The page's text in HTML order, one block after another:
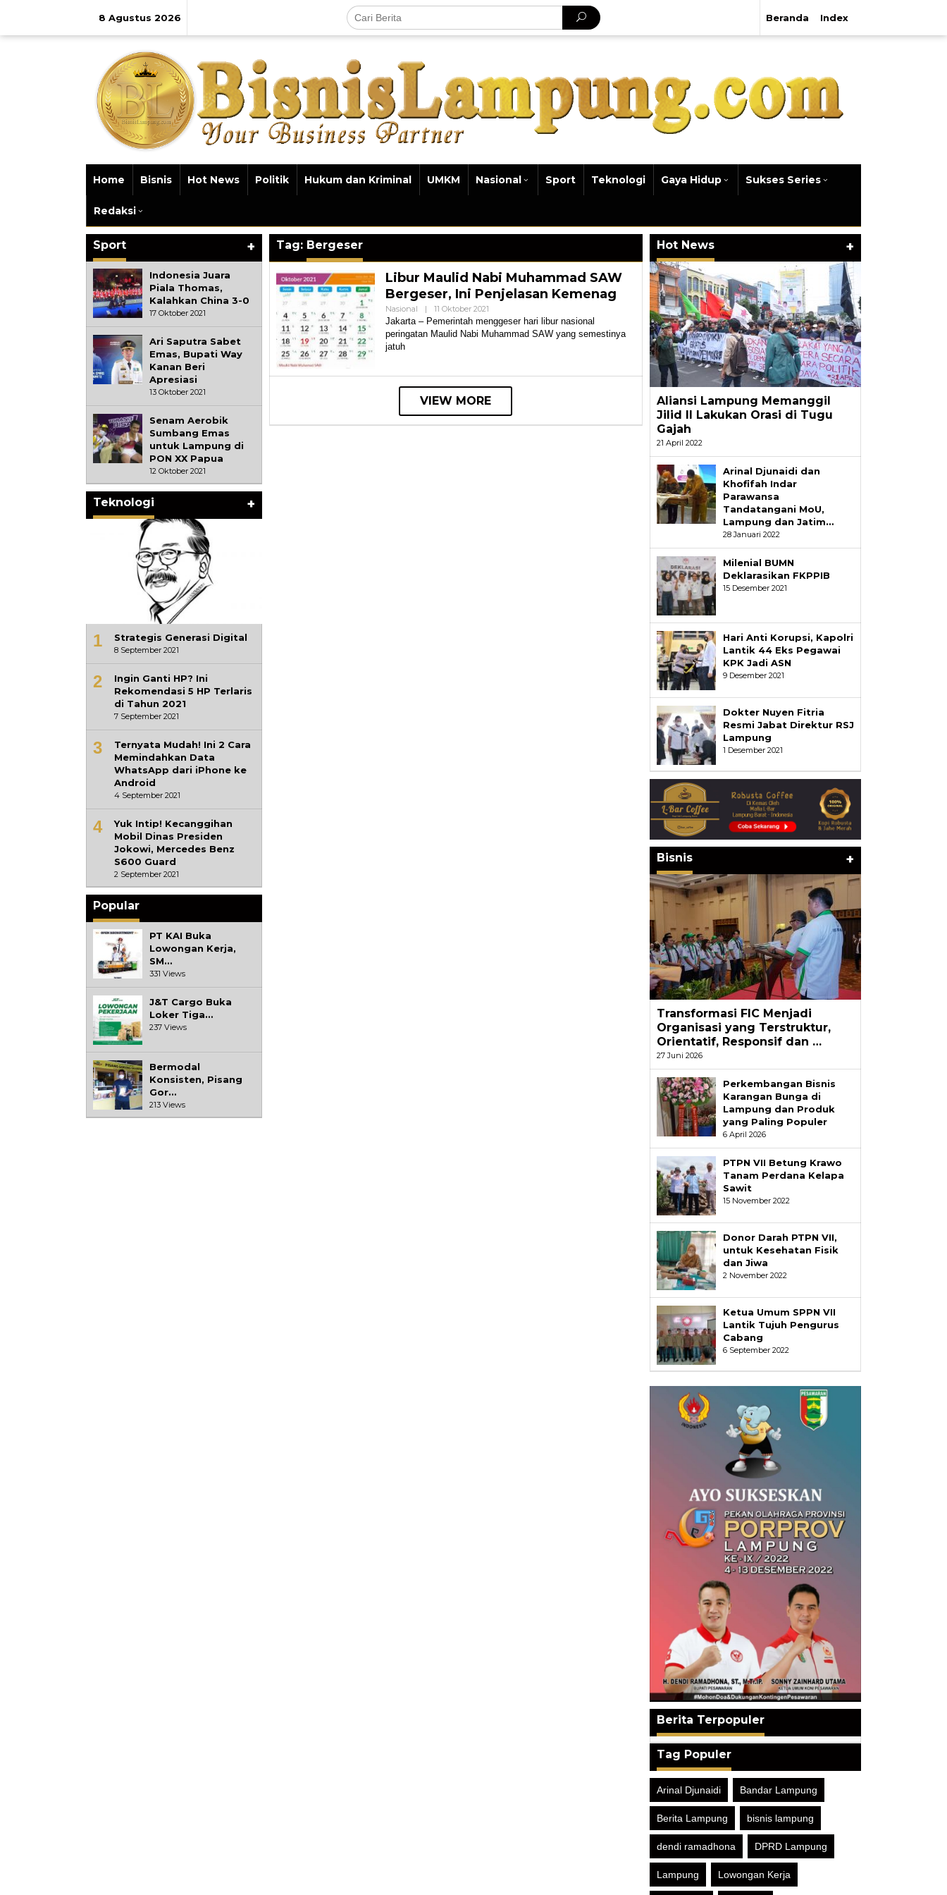
8 Agustus 2026 Beranda Index
Home Bisnis Hot News Politik Hukum dan Kriminal UMKM Nasional Sport Teknologi Gaya Hidup Sukses Series
Redaksi
Sport +
Indonesia Juara
Piala Thomas,
Kalahkan China 3-0
17 Oktober 2021
Ari Saputra Sabet
Emas, Bupati Way
Kanan Beri
Apresiasi
13 Oktober 2021
Senam Aerobik
Sumbang Emas
untuk Lampung di
PON XX Papua
12 Oktober 2021
Teknologi +
1 Strategis Generasi Digital
8 September 2021
2
Ingin Ganti HP? Ini
Rekomendasi 5 HP Terlaris
di Tahun 2021
7 September 2021
3
Ternyata Mudah! Ini 2 Cara
Memindahkan Data
WhatsApp dari iPhone ke
Android
4 September 2021
4
Yuk Intip! Kecanggihan
Mobil Dinas Presiden
Jokowi, Mercedes Benz
S600 Guard
2 September 2021
Popular
PT KAI Buka
Lowongan Kerja,
SM…
331 Views
J&T Cargo Buka
Loker Tiga…
237 Views
Bermodal
Konsisten, Pisang
Gor…
213 Views
Tag: Bergeser
Libur Maulid Nabi Muhammad SAW
Bergeser, Ini Penjelasan Kemenag
Nasional | 11 Oktober 2021
Bisnis
Lampung
Jakarta – Pemerintah menggeser hari libur nasional
peringatan Maulid Nabi Muhammad SAW yang semestinya
jatuh
VIEW MORE
Hot News +
Aliansi Lampung Memanggil
Jilid II Lakukan Orasi di Tugu
Gajah
21 April 2022
Arinal Djunaidi dan
Khofifah Indar
Parawansa
Tandatangani MoU,
Lampung dan Jatim…
28 Januari 2022
Milenial BUMN
Deklarasikan FKPPIB
15 Desember 2021
Hari Anti Korupsi, Kapolri
Lantik 44 Eks Pegawai
KPK Jadi ASN
9 Desember 2021
Dokter Nuyen Fitria
Resmi Jabat Direktur RSJ
Lampung
1 Desember 2021
Bisnis +
Transformasi FIC Menjadi
Organisasi yang Terstruktur,
Orientatif, Responsif dan …
27 Juni 2026
Perkembangan Bisnis
Karangan Bunga di
Lampung dan Produk
yang Paling Populer
6 April 2026
PTPN VII Betung Krawo
Tanam Perdana Kelapa
Sawit
15 November 2022
Donor Darah PTPN VII,
untuk Kesehatan Fisik
dan Jiwa
2 November 2022
Ketua Umum SPPN VII
Lantik Tujuh Pengurus
Cabang
6 September 2022
Berita Terpopuler
Tag Populer
Arinal Djunaidi Bandar Lampung
Berita Lampung bisnis lampung
dendi ramadhona DPRD Lampung
Lampung Lowongan Kerja